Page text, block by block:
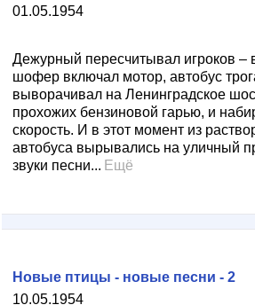
01.05.1954
Дежурный пересчитывал игроков –
шофер включал мотор, автобус
выворачивал на Ленинградское
прохожих бензиновой гарью, и
скорость. И в этот момент из
автобуса вырывались на уличный
звуки песни... Ещё
10.05.1954
Новые птицы - новые песни - 2